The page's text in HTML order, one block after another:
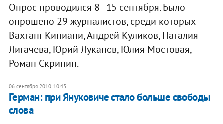
Опрос проводился 8 - 15 сентября. Было
опрошено 29 журналистов, среди которых
Вахтанг Кипиани, Андрей Куликов, Наталия
Лигачева, Юрий Луканов, Юлия Мостовая,
Роман Скрипин.​
06 сентября 2010, 10:43
Герман: при Януковиче стало больше свободы
слова